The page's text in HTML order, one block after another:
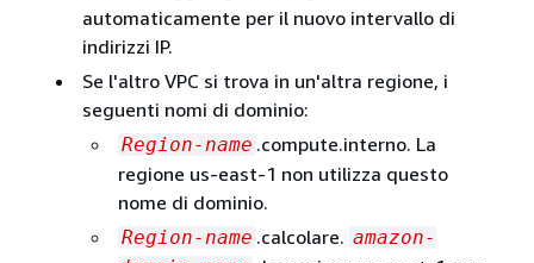
automaticamente per il nuovo intervallo di
indirizzi IP.
Se l'altro VPC si trova in un'altra regione, i
seguenti nomi di dominio:
Region-name .compute.interno. La
regione us-east-1 non utilizza questo
nome di dominio.
Region-name .calcolare. amazon-